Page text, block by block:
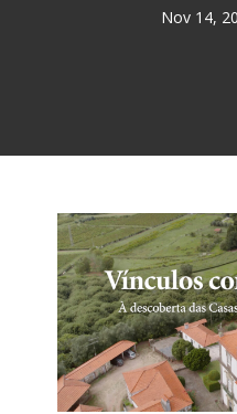
Nov 14,